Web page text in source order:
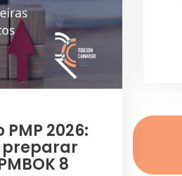
2026:
preparar
8